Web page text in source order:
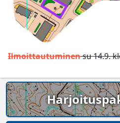
Ilmoittautuminensu 14.9.